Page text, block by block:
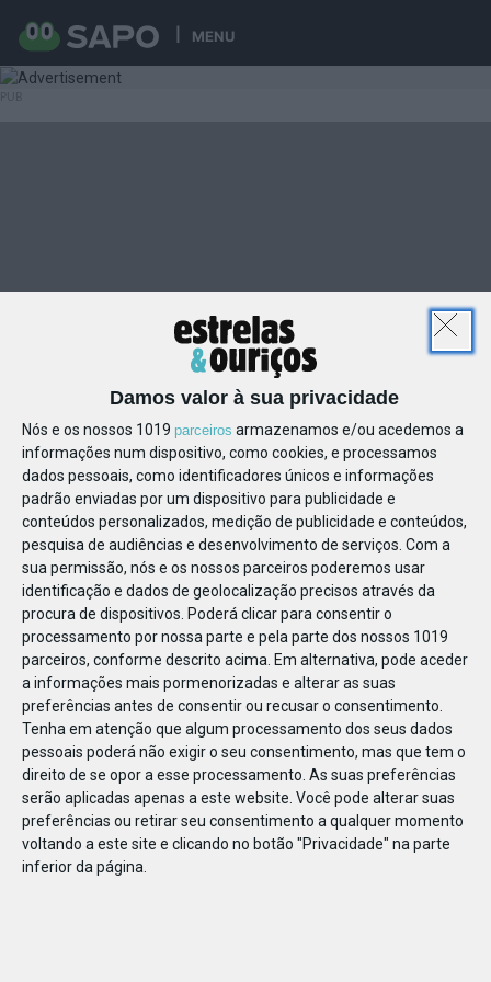
MENU
Damos valor à sua privacidade
Nós e os nossos 1019 parceiros armazenamos e/ou acedemos a
informações num dispositivo, como cookies, e processamos
dados pessoais, como identificadores únicos e informações
padrão enviadas por um dispositivo para publicidade e
conteúdos personalizados, medição de publicidade e conteúdos,
pesquisa de audiências e desenvolvimento de serviços. Com a
sua permissão, nós e os nossos parceiros poderemos usar
identificação e dados de geolocalização precisos através da
procura de dispositivos. Poderá clicar para consentir o
processamento por nossa parte e pela parte dos nossos 1019
parceiros, conforme descrito acima. Em alternativa, pode aceder
a informações mais pormenorizadas e alterar as suas
preferências antes de consentir ou recusar o consentimento.
Tenha em atenção que algum processamento dos seus dados
pessoais poderá não exigir o seu consentimento, mas que tem o
direito de se opor a esse processamento. As suas preferências
serão aplicadas apenas a este website. Você pode alterar suas
preferências ou retirar seu consentimento a qualquer momento
voltando a este site e clicando no botão "Privacidade" na parte
inferior da página.
804661250795261